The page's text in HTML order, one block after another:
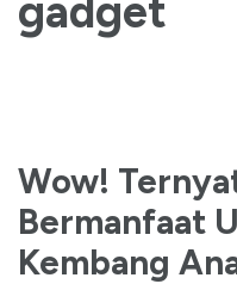
gadget
Wow!
Bermanfaat
Kembang